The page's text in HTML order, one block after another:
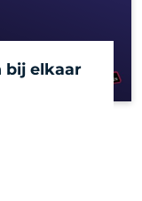
bij elkaar